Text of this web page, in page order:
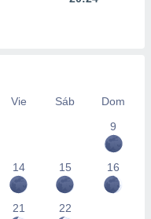
Vie Sáb
Dom
9
14 15 16
21 22